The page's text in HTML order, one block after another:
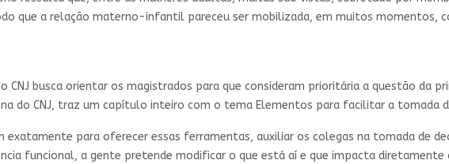
que a relação materno-infantil pareceu ser mobilizada, em muitos momentos,
CNJ busca orientar os magistrados para que consideram prioritária a questão da
do CNJ, traz um capítulo inteiro com o tema Elementos para facilitar a tomada
exatamente para oferecer essas ferramentas, auxiliar os colegas na tomada de
funcional, a gente pretende modificar o que está aí e que impacta diretamente